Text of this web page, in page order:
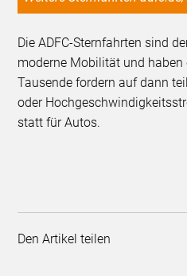
Die ADFC-Sternfahrten sind
moderne Mobilität und haben
Tausende fordern auf dann
oder
statt für Autos.
Den Artikel teilen